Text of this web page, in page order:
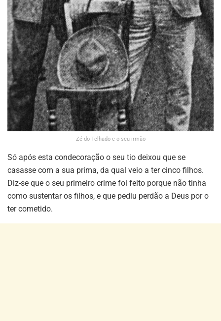
Zé do Telhado e o seu irmão
Só após esta condecoração o seu tio deixou que se
casasse com a sua prima, da qual veio a ter cinco filhos.
Diz-se que o seu primeiro crime foi feito porque não tinha
como sustentar os filhos, e que pediu perdão a Deus por o
ter cometido.